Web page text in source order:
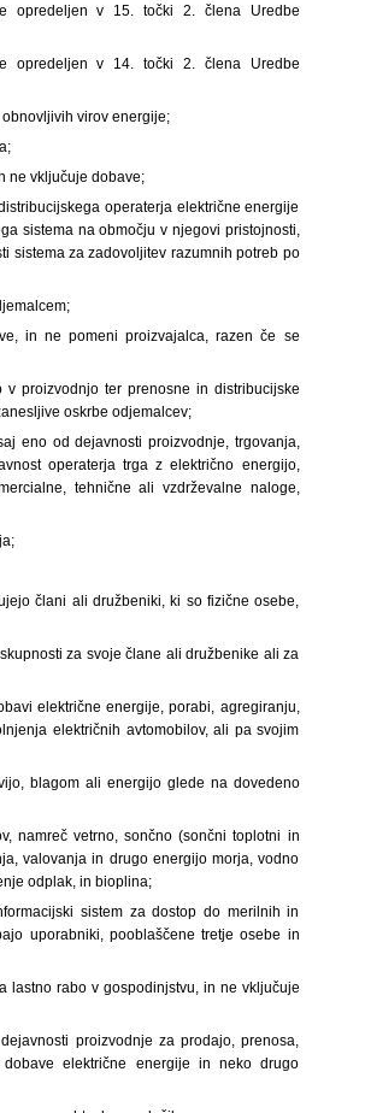
opredeljen v 15. točki 2. člena Uredbe
opredeljen v 14. točki 2. člena Uredbe
virov energije;
ne vključuje dobave;
operaterja električne energije
sistema na območju v njegovi pristojnosti,
sistema za zadovoljitev razumnih potreb po
in ne pomeni proizvajalca, razen če se
proizvodnjo ter prenosne in distribucijske
oskrbe odjemalcev;
eno od dejavnosti proizvodnje, trgovanja,
operaterja trga z električno energijo,
tehnične ali vzdrževalne naloge,
člani ali družbeniki, ki so fizične osebe,
za svoje člane ali družbenike ali za
električne energije, porabi, agregiranju,
električnih avtomobilov, ali pa svojim
blagom ali energijo glede na dovedeno
namreč vetrno, sončno (sončni toplotni in
valovanja in drugo energijo morja, vodno
odplak, in bioplina;
sistem za dostop do merilnih in
uporabniki, pooblaščene tretje osebe in
lastno rabo v gospodinjstvu, in ne vključuje
proizvodnje za prodajo, prenosa,
električne energije in neko drugo